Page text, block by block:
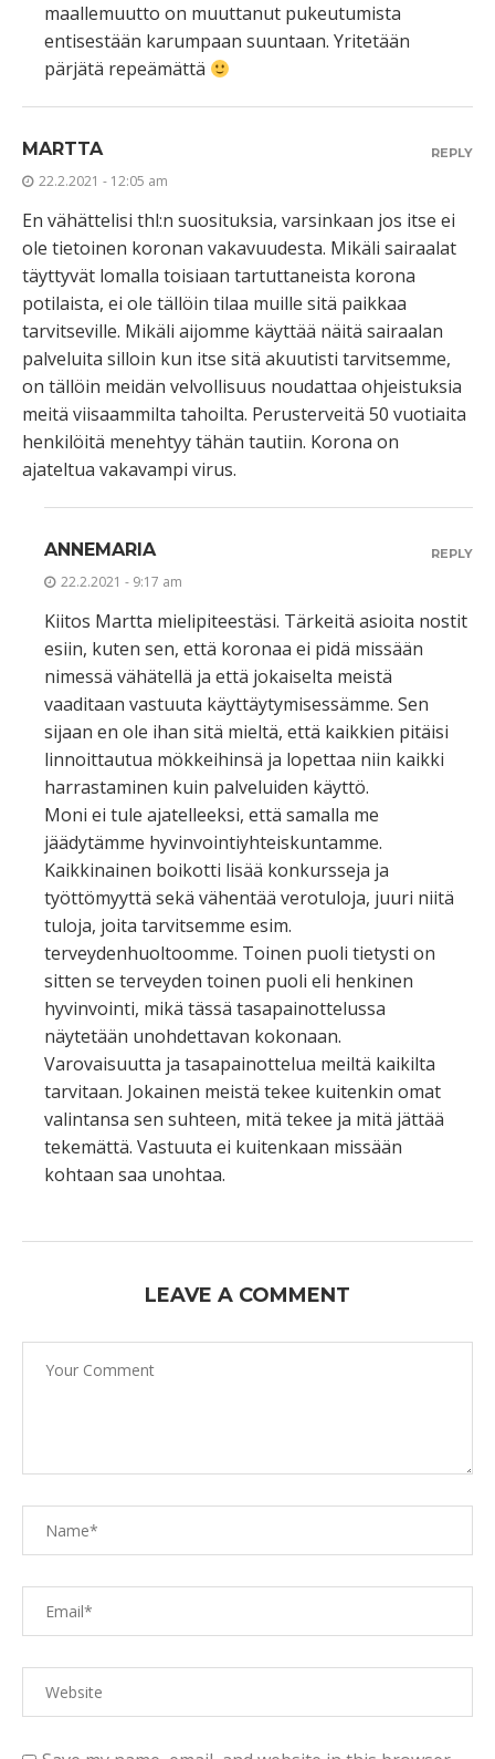
maallemuutto on muuttanut pukeutumista
entisestään karumpaan suuntaan. Yritetään
pärjätä repeämättä
MARTTA
22.2.2021 - 12:05 am
En vähättelisi thl:n suosituksia, varsinkaan jos itse ei
ole tietoinen koronan vakavuudesta. Mikäli sairaalat
täyttyvät lomalla toisiaan tartuttaneista korona
potilaista, ei ole tällöin tilaa muille sitä paikkaa
tarvitseville. Mikäli aijomme käyttää näitä sairaalan
palveluita silloin kun itse sitä akuutisti tarvitsemme,
on tällöin meidän velvollisuus noudattaa ohjeistuksia
meitä viisaammilta tahoilta. Perusterveitä 50 vuotiaita
henkilöitä menehtyy tähän tautiin. Korona on
ajateltua vakavampi virus.
REPLY
ANNEMARIA
22.2.2021 - 9:17 am
Kiitos Martta mielipiteestäsi. Tärkeitä asioita nostit
esiin, kuten sen, että koronaa ei pidä missään
nimessä vähätellä ja että jokaiselta meistä
vaaditaan vastuuta käyttäytymisessämme. Sen
sijaan en ole ihan sitä mieltä, että kaikkien pitäisi
linnoittautua mökkeihinsä ja lopettaa niin kaikki
harrastaminen kuin palveluiden käyttö.
Moni ei tule ajatelleeksi, että samalla me
jäädytämme hyvinvointiyhteiskuntamme.
Kaikkinainen boikotti lisää konkursseja ja
työttömyyttä sekä vähentää verotuloja, juuri niitä
tuloja, joita tarvitsemme esim.
terveydenhuoltoomme. Toinen puoli tietysti on
sitten se terveyden toinen puoli eli henkinen
hyvinvointi, mikä tässä tasapainottelussa
näytetään unohdettavan kokonaan.
Varovaisuutta ja tasapainottelua meiltä kaikilta
tarvitaan. Jokainen meistä tekee kuitenkin omat
valintansa sen suhteen, mitä tekee ja mitä jättää
tekemättä. Vastuuta ei kuitenkaan missään
kohtaan saa unohtaa.
REPLY
LEAVE A COMMENT